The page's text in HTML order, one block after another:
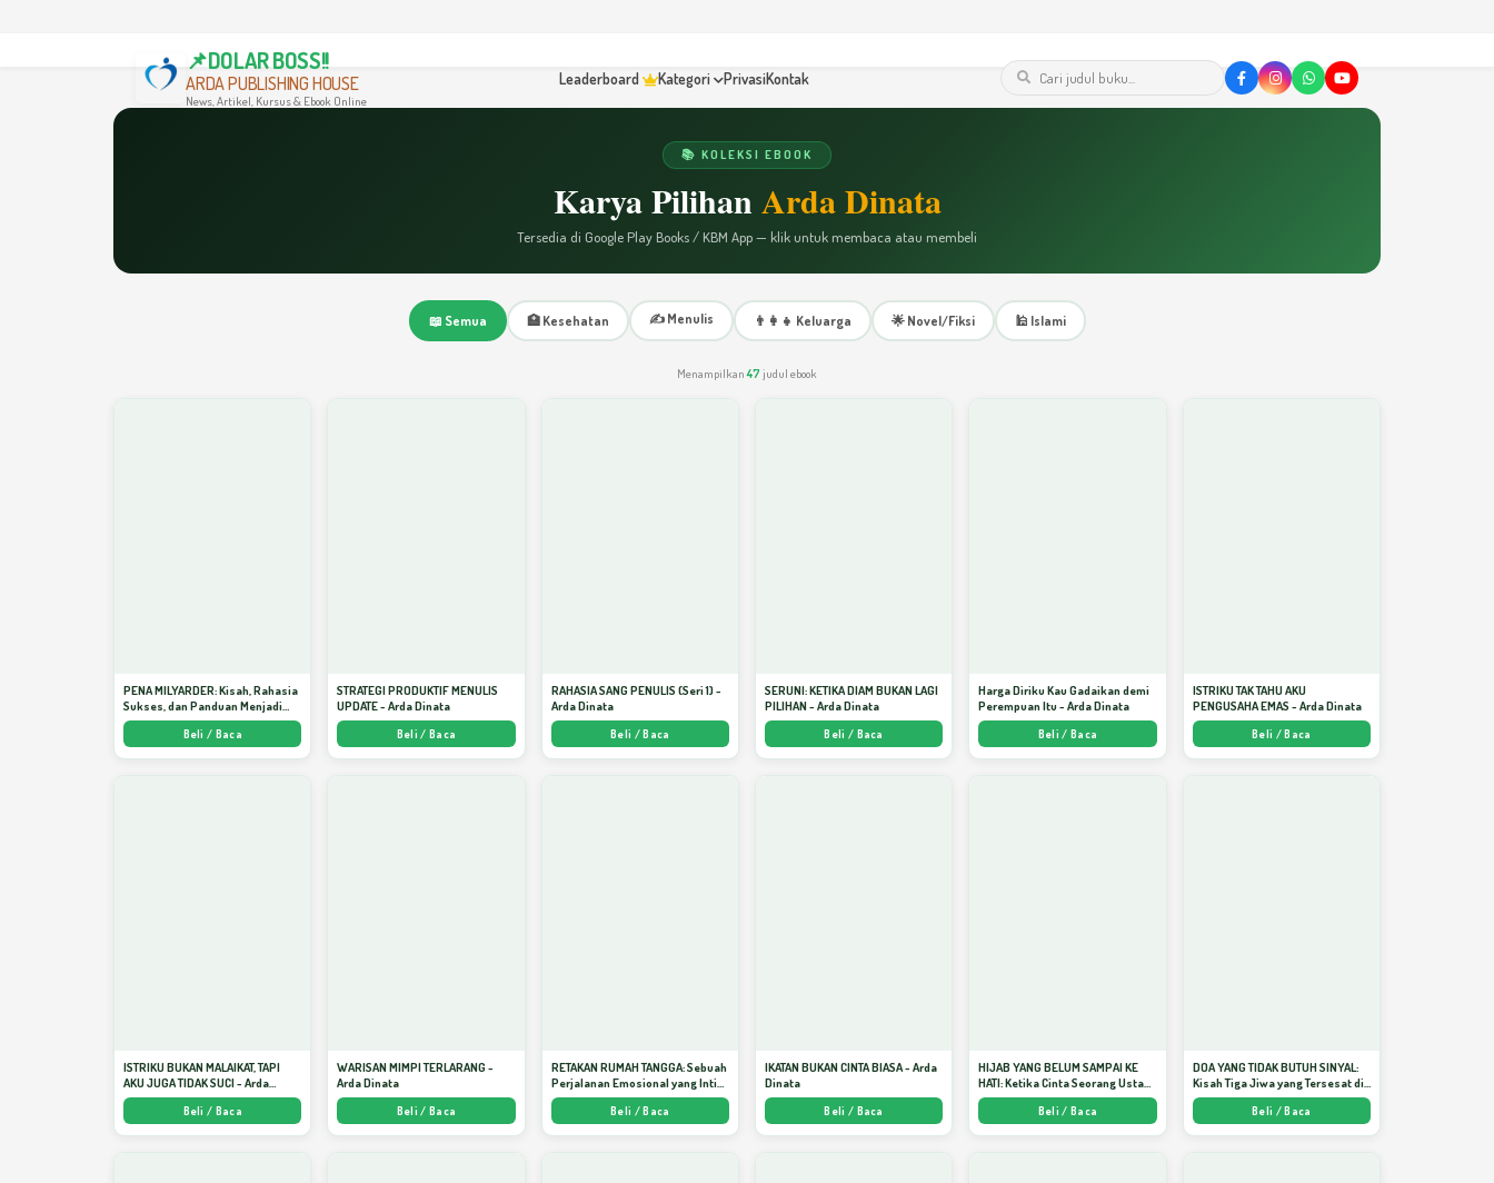
📌DOLAR BOSS!!
ARDA PUBLISHING HOUSE
News, Artikel, Kursus & Ebook Online
Leaderboard Kategori PrivasiKontak
📚 KOLEKSI EBOOK
Karya PilihanArda Dinata
Tersedia di Google Play Books / KBM App — klik untuk membaca atau membeli
📖 Semua 🏥 Kesehatan ✍️ Menulis 👨‍👩‍👧 Keluarga 🌟 Novel/Fiksi 🕌 Islami
Menampilkan47 judul ebook
PENA MILYARDER: Kisah, Rahasia
Sukses, dan Panduan Menjadi
Penulis 1 Milyar di KBM App dari
Nol - Arda DinataBeli / Baca
STRATEGI PRODUKTIF MENULIS
UPDATE - Arda Dinata
Beli / Baca
RAHASIA SANG PENULIS (Seri 1) -
Arda Dinata
Beli / Baca
SERUNI: KETIKA DIAM BUKAN LAGI
PILIHAN - Arda Dinata
Beli / Baca
Harga Diriku Kau Gadaikan demi
Perempuan Itu - Arda Dinata
Beli / Baca
ISTRIKU TAK TAHU AKU
PENGUSAHA EMAS - Arda Dinata
Beli / Baca
ISTRIKU BUKAN MALAIKAT, TAPI
AKU JUGA TIDAK SUCI - Arda
Dinata
Beli / Baca
WARISAN MIMPI TERLARANG -
Arda Dinata
Beli / Baca
RETAKAN RUMAH TANGGA: Sebuah
Perjalanan Emosional yang Intim
dan Mendalam - Arda Dinata
Beli / Baca
IKATAN BUKAN CINTA BIASA - Arda
Dinata
Beli / Baca
HIJAB YANG BELUM SAMPAI KE
HATI: Ketika Cinta Seorang Ustadz
Menjadi Cermin yang Paling
Kejam - Arda Dinata
Beli / Baca
DOA YANG TIDAK BUTUH SINYAL:
Kisah Tiga Jiwa yang Tersesat di
Era AI dan Menemukan Jalan
Pulang di Bulan Ramadhan" -
Arda Dinata
Beli / Baca